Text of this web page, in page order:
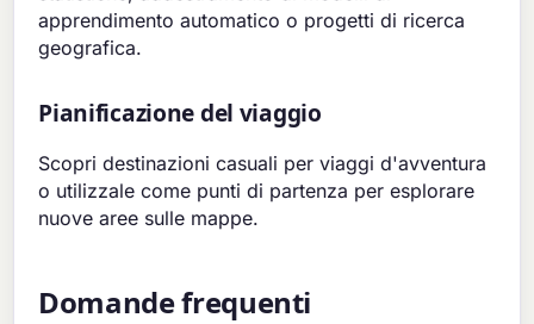
apprendimento automatico o progetti di ricerca
geografica.
Pianificazione del viaggio
Scopri destinazioni casuali per viaggi d'avventura
o utilizzale come punti di partenza per esplorare
nuove aree sulle mappe.
Domande frequenti